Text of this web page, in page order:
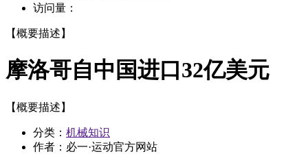
访问量：
【概要描述】
摩洛哥自中国进口32亿美元
【概要描述】
分类： 机械知识
作者：必一·运动官方网站